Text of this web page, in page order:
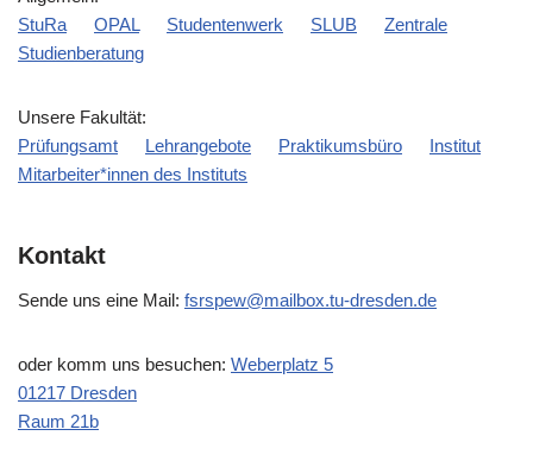
StuRa
OPAL Studentenwerk SLUB
Zentrale
Studienberatung
Unsere Fakultät:
Prüfungsamt
Lehrangebote Praktikumsbüro
Institut
Mitarbeiter*innen des Instituts
Kontakt
Sende uns eine Mail: fsrspew@mailbox.tu-dresden.de
oder komm uns besuchen: Weberplatz 5
01217 Dresden
Raum 21b